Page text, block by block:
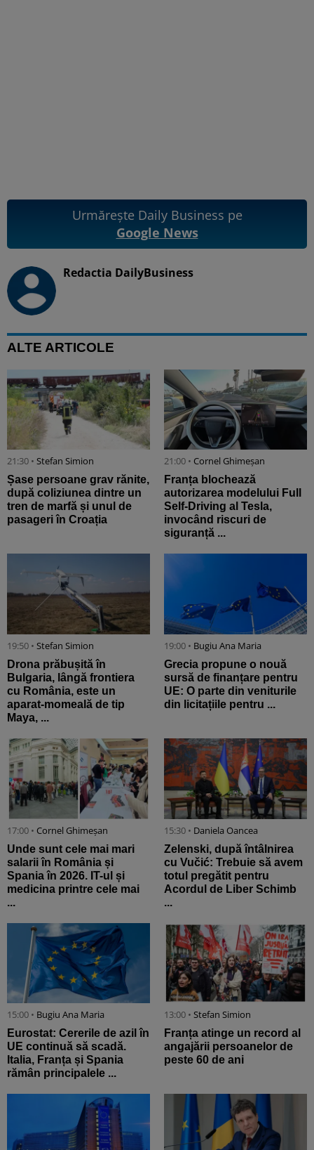
Urmărește Daily Business pe
Google News
Redactia DailyBusiness
ALTE ARTICOLE
21:30 • Stefan Simion
Șase persoane grav rănite,
după coliziunea dintre un
tren de marfă și unul de
pasageri în Croația
21:00 • Cornel Ghimeșan
Franța blochează
autorizarea modelului Full
Self-Driving al Tesla,
invocând riscuri de
siguranță ...
19:50 • Stefan Simion
Drona prăbușită în
Bulgaria, lângă frontiera
cu România, este un
aparat-momeală de tip
Maya, ...
19:00 • Bugiu ⁠Ana Maria
Grecia propune o nouă
sursă de finanțare pentru
UE: O parte din veniturile
din licitațiile pentru ...
17:00 • Cornel Ghimeșan
Unde sunt cele mai mari
salarii în România și
Spania în 2026. IT-ul și
medicina printre cele mai
...
15:30 • Daniela Oancea
Zelenski, după întâlnirea
cu Vučić: Trebuie să avem
totul pregătit pentru
Acordul de Liber Schimb
...
15:00 • Bugiu ⁠Ana Maria
Eurostat: Cererile de azil în
UE continuă să scadă.
Italia, Franța și Spania
rămân principalele ...
13:00 • Stefan Simion
Franța atinge un record al
angajării persoanelor de
peste 60 de ani